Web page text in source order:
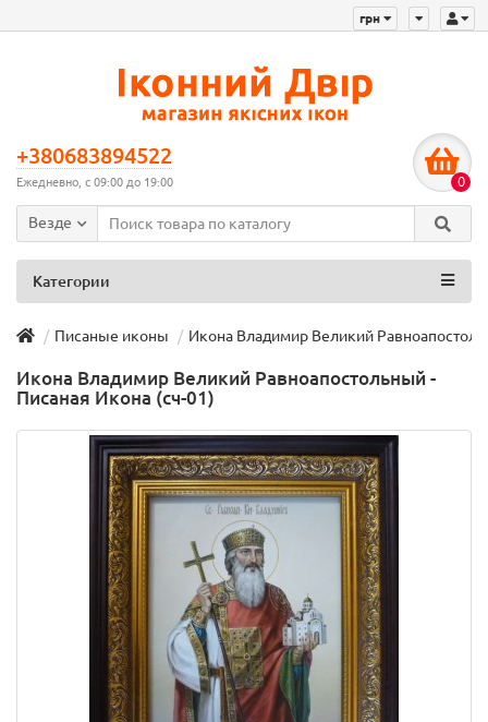
грн
+380683894522
Ежедневно, с 09:00 до 19:00 0
Везде
Категории
Писаные иконы Икона Владимир Великий
Икона Владимир Великий Равноапостольный -
Писаная Икона (сч-01)